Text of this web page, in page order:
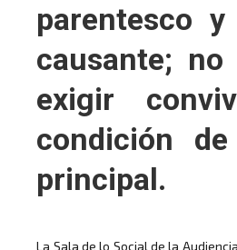
parentesco
causante; no
exigir
condición
principal.
La Sala de lo Social de la